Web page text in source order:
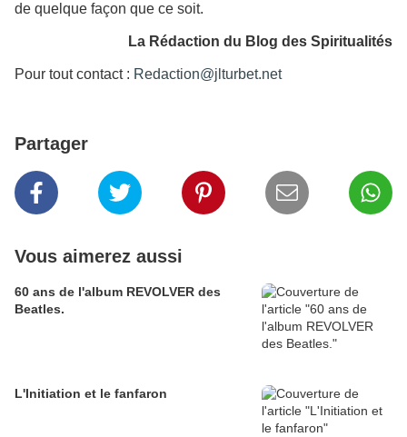
de quelque façon que ce soit.
La Rédaction du Blog des Spiritualités
Pour tout contact : Redaction@jlturbet.net
Partager
Vous aimerez aussi
60 ans de l'album REVOLVER des
Beatles.
L'Initiation et le fanfaron